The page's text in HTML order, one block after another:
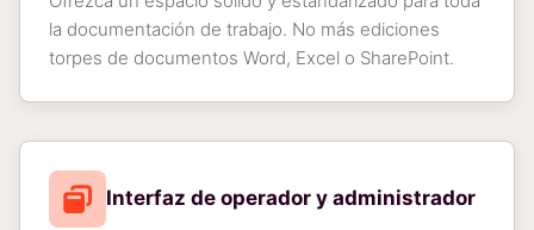
la documentación de trabajo. No más ediciones
torpes de documentos Word, Excel o SharePoint.
Interfaz de operador y administrador